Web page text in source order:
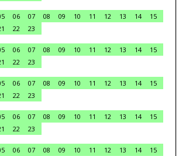
06 07 08 09 10 11 12 13 14
15
22
23
06 07 08 09 10 11 12 13 14
15
22
23
06 07 08 09 10 11 12 13 14
15
22
23
06 07 08 09 10 11 12 13 14
15
22
23
06 07 08 09 10 11 12 13 14
15